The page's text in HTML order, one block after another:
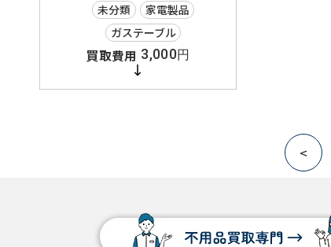
未分類
家電製品
ガステーブル
3,000円
<